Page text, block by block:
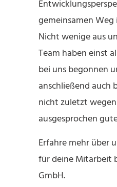
gemeinsamen
Nicht wenige aus
Team haben einst
bei uns begonnen
anschließend auch
nicht zuletzt
ausgesprochen
Erfahre mehr über
für deine Mitarbeit
GmbH.